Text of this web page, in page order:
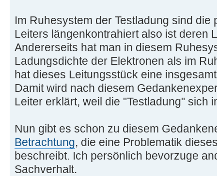
Im Ruhesystem der Testladung sind die
Leiters längenkontrahiert also ist deren
Andererseits hat man in diesem
Ladungsdichte der Elektronen als im
hat dieses Leitungsstück eine
Damit wird nach diesem
Leiter erklärt, weil die "Testladung" sich
Nun gibt es schon zu diesem
Betrachtung, die eine Problematik
beschreibt. Ich persönlich bevorzuge
Sachverhalt.